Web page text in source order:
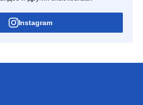
Instagram